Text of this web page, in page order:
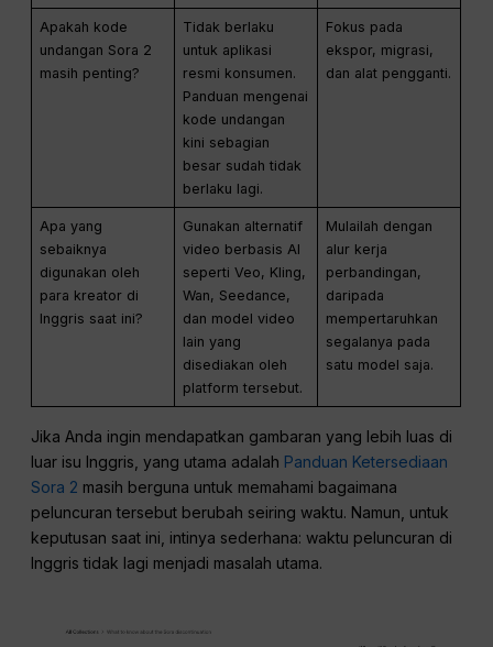
Apakah kode
undangan Sora 2
masih penting?
Tidak berlaku
untuk aplikasi
resmi konsumen.
Panduan mengenai
kode undangan
kini sebagian
besar sudah tidak
berlaku lagi.
Fokus pada
ekspor, migrasi,
dan alat pengganti.
Apa yang
sebaiknya
digunakan oleh
para kreator di
Inggris saat ini?
Gunakan alternatif
video berbasis AI
seperti Veo, Kling,
Wan, Seedance,
dan model video
lain yang
disediakan oleh
platform tersebut.
Mulailah dengan
alur kerja
perbandingan,
daripada
mempertaruhkan
segalanya pada
satu model saja.
Jika Anda ingin mendapatkan gambaran yang lebih luas di
luar isu Inggris, yang utama adalah Panduan Ketersediaan
Sora 2 masih berguna untuk memahami bagaimana
peluncuran tersebut berubah seiring waktu. Namun, untuk
keputusan saat ini, intinya sederhana: waktu peluncuran di
Inggris tidak lagi menjadi masalah utama.